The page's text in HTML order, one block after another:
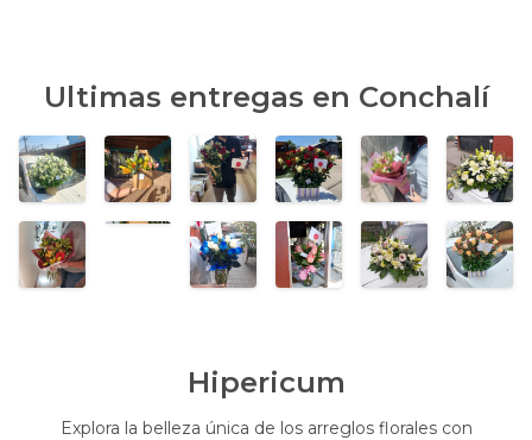
Ultimas entregas en Conchalí
Hipericum
Explora la belleza única de los arreglos florales con